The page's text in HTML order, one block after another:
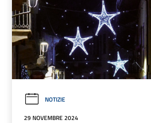
NOTIZIE
29 NOVEMBRE 2024